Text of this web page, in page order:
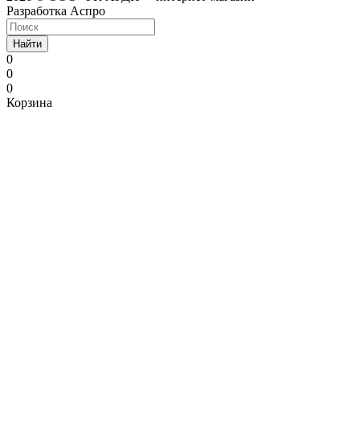
Разработка Аспро
Найти
0
0
0
Корзина